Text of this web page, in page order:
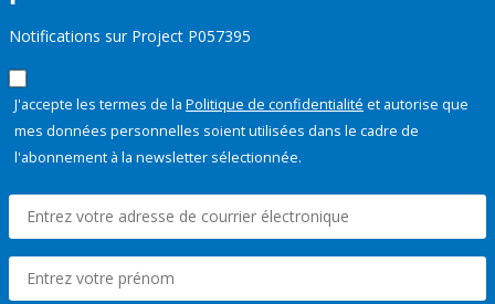
Notifications sur Project P057395
J'accepte les termes de la Politique de confidentialité et autorise que
mes données personnelles soient utilisées dans le cadre de
l'abonnement à la newsletter sélectionnée.